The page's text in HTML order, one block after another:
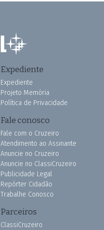
Expediente
Expediente
Projeto Memória
Política de Privacidade
Fale conosco
Fale com o Cruzeiro
Atendimento ao Assinante
Anuncie no Cruzeiro
Anuncie no ClassiCruzeiro
Publicidade Legal
Repórter Cidadão
Trabalhe Conosco
Parceiros
ClassiCruzeiro